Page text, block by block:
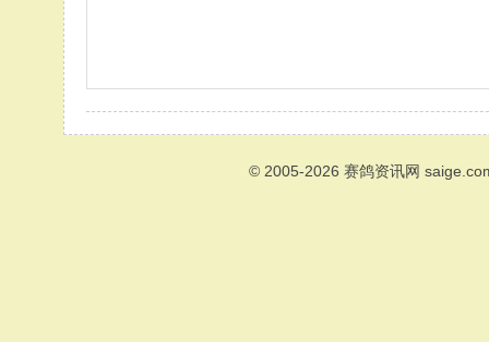
© 2005-2026 赛鸽资讯网